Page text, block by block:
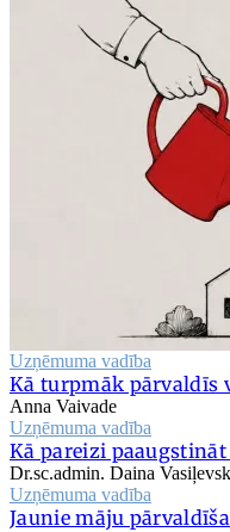
Uzņēmuma vadība
Kā turpmāk pārvaldīs
Anna Vaivade
Uzņēmuma vadība
Kā pareizi paaugstināt
Dr.sc.admin. Daina
Uzņēmuma vadība
Jaunie māju